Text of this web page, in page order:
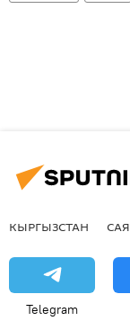
КЫРГЫЗСТАН
Telegram